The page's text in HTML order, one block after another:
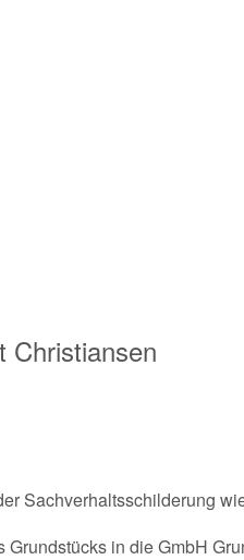
Christiansen
Sachverhaltsschilderung
in die GmbH